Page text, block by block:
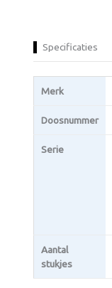
Specificaties
Merk
Doosnummer
Serie
Aantal
stukjes